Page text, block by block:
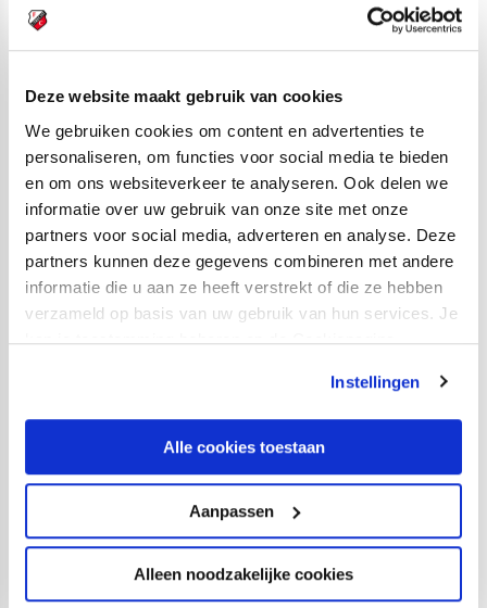
Deze website maakt gebruik van cookies
We gebruiken cookies om content en advertenties te
personaliseren, om functies voor social media te bieden
en om ons websiteverkeer te analyseren. Ook delen we
informatie over uw gebruik van onze site met onze
partners voor social media, adverteren en analyse. Deze
partners kunnen deze gegevens combineren met andere
informatie die u aan ze heeft verstrekt of die ze hebben
verzameld op basis van uw gebruik van hun services. Je
kan je toestemming beheren op de Cookiepagina.
Instellingen
Alle cookies toestaan
Aanpassen
Alleen noodzakelijke cookies
FC Utrecht’s
werd in 2016/2017 met
Feyenoord landskampioen. De aanvaller speelde 55
vond daarin 17 keer het net. Ook Simon Gustafson
behoorde in 2016/2017 tot de kampioensploeg van
Feyenoord, maar de Zweed die tegenwoordig voor
FC Utrecht voetbalt kwam toen maar 2 keer in actie. In
totaal speelde hij 17 partijen in de Eredivisie namens
Feyenoord.
Bij Feyenoord spelen3 voetballers die in het verleden
voor FC Utrecht uitkwamen: Jens Toornstra (48 duels),
Bij Feyenoord ontbreektOrkun Kökcüvanwege een
schorsing.
MAAK DE WEDSTRIJD
NOG SPANNENDER